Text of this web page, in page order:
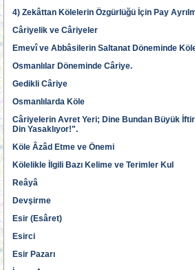
4) Zekâttan Kölelerin Özgürlüğü İçin Pay
Câriyelik ve Câriyeler
Emevî ve Abbâsilerin Saltanat Döneminde
Osmanlılar Döneminde Câriye.
Gedikli Câriye
Osmanlılarda Köle
Câriyelerin Avret Yeri; Dine Bundan Büyük
Din Yasaklıyor!".
Köle Âzâd Etme ve Önemi
Kölelikle İlgili Bazı Kelime ve Terimler Kul
Reâyâ
Devşirme
Esir (Esâret)
Esirci
Esir Pazarı